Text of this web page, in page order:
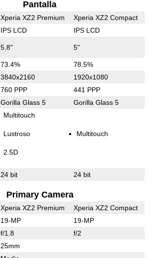
Pantalla
Xperia XZ2 Premium Xperia XZ2 Compact
IPS LCD IPS LCD
5.8" 5"
73.4% 78.5%
3840x2160 1920x1080
760 PPP 441 PPP
Gorilla Glass 5 Gorilla Glass 5
Multitouch
Lustroso
2.5D
Multitouch
24 bit 24 bit
Primary Camera
Xperia XZ2 Premium Xperia XZ2 Compact
19-MP 19-MP
f/1.8 f/2
25mm